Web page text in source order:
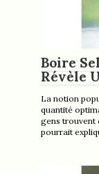
Boire
Révèle
La notion
quantité
gens trouvent
pourrait